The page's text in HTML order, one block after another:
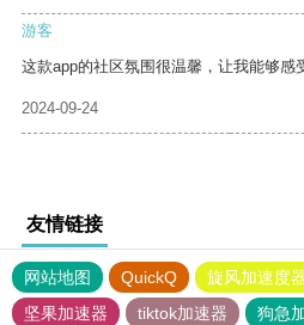
游客
这款app的社区氛围很温馨，让我能够感
2024-09-24
友情链接
网站地图 QuickQ 旋风加速度
坚果加速器
tiktok加速器
狗急